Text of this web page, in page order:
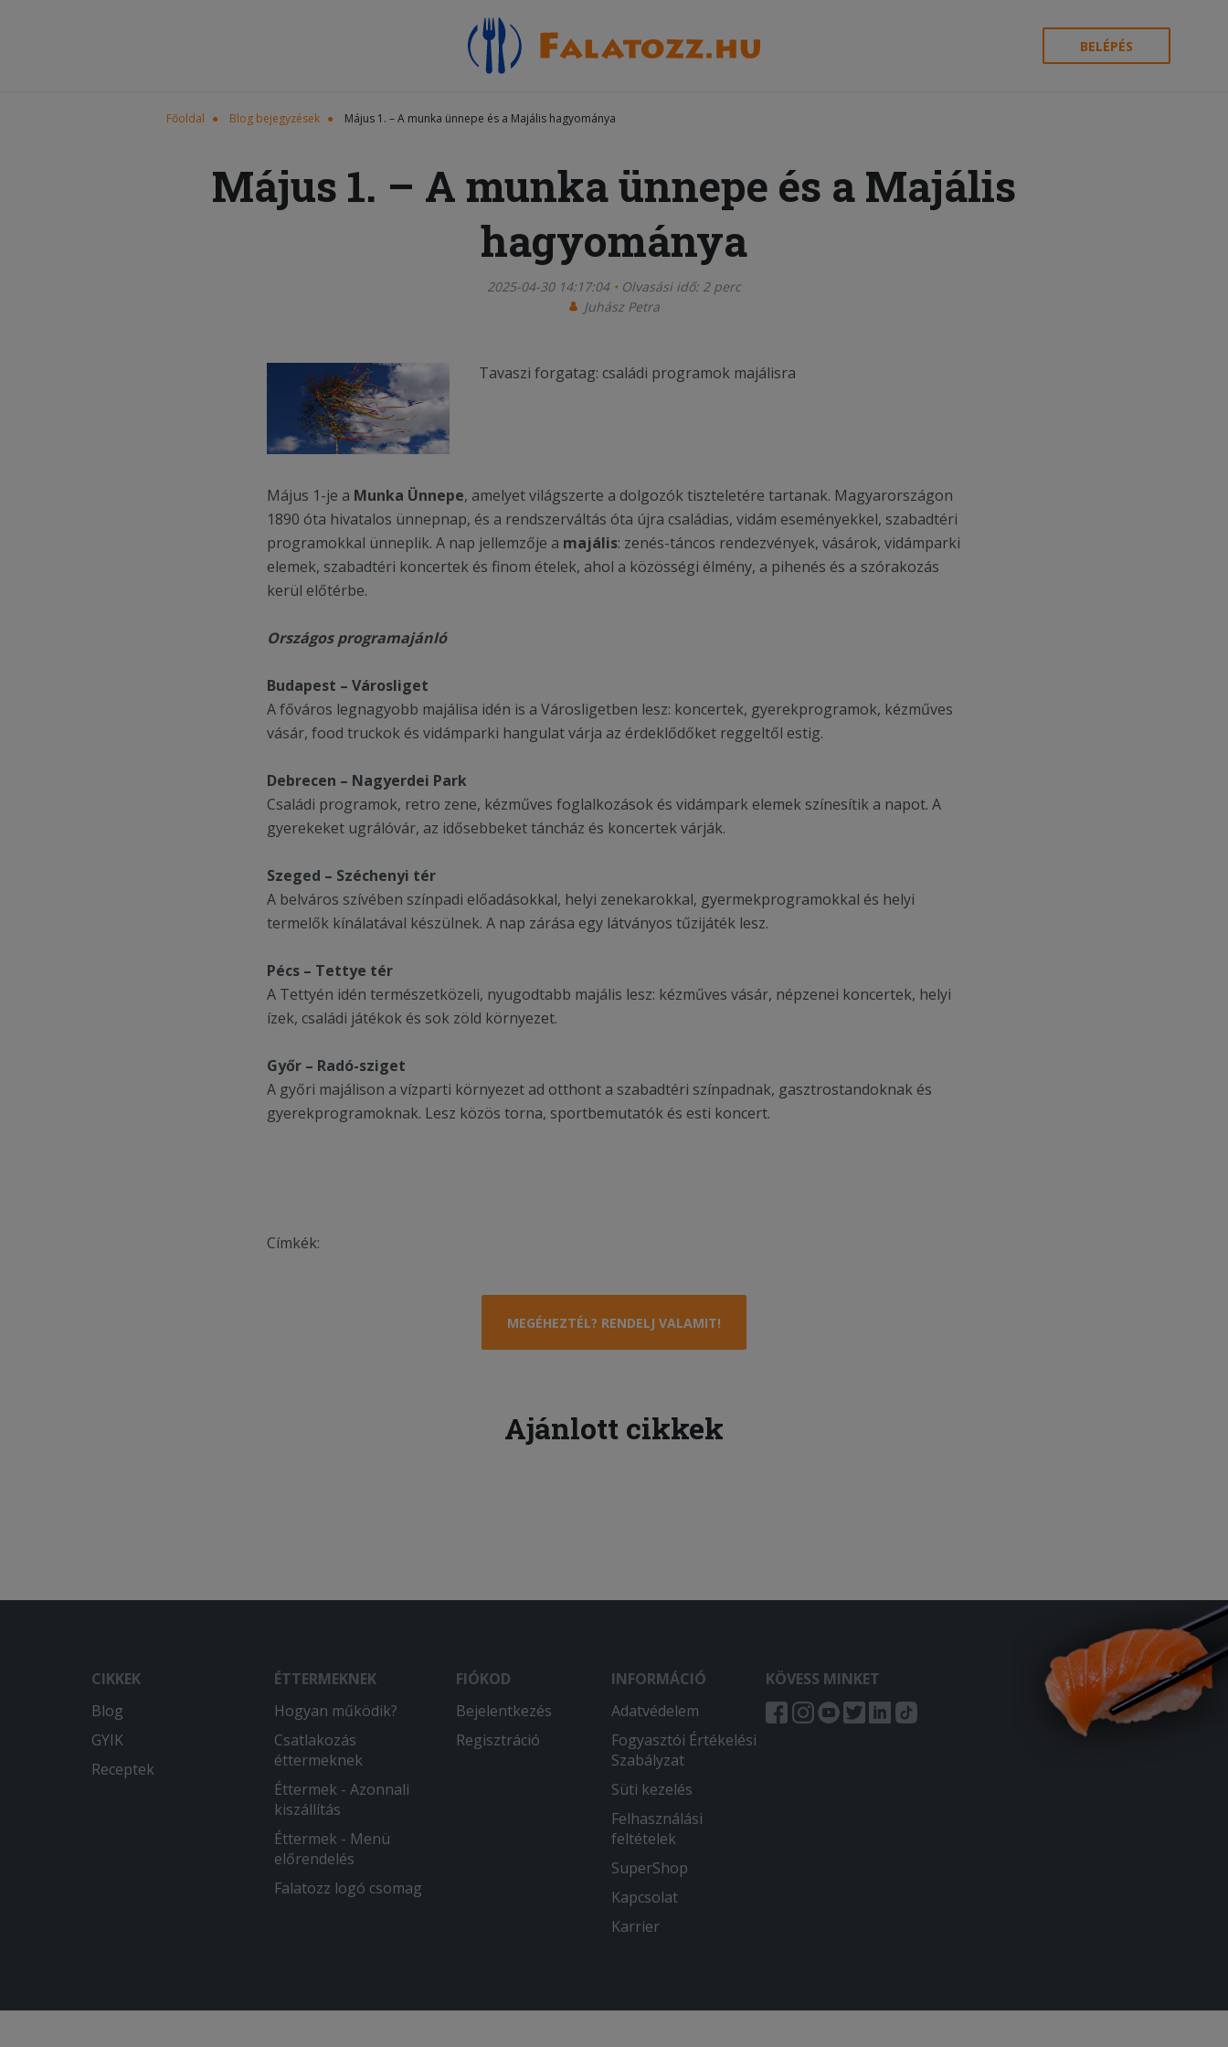
BELÉPÉS
Főoldal Blog bejegyzések Május 1. – A munka ünnepe és a Majális hagyománya
Május 1. – A munka ünnepe és a Majális
hagyománya
2025-04-30 14:17:04
Olvasási idő: 2 perc
Juhász Petra
Tavaszi forgatag: családi programok majálisra
Május 1-je a Munka Ünnepe, amelyet világszerte a dolgozók tiszteletére tartanak. Magyarországon
1890 óta hivatalos ünnepnap, és a rendszerváltás óta újra családias, vidám eseményekkel, szabadtéri
programokkal ünneplik. A nap jellemzője a majális: zenés-táncos rendezvények, vásárok, vidámparki
elemek, szabadtéri koncertek és finom ételek, ahol a közösségi élmény, a pihenés és a szórakozás
kerül előtérbe.
Országos programajánló
Budapest – Városliget
A főváros legnagyobb majálisa idén is a Városligetben lesz: koncertek, gyerekprogramok, kézműves
vásár, food truckok és vidámparki hangulat várja az érdeklődőket reggeltől estig.
Debrecen – Nagyerdei Park
Családi programok, retro zene, kézműves foglalkozások és vidámpark elemek színesítik a napot. A
gyerekeket ugrálóvár, az idősebbeket táncház és koncertek várják.
Szeged – Széchenyi tér
A belváros szívében színpadi előadásokkal, helyi zenekarokkal, gyermekprogramokkal és helyi
termelők kínálatával készülnek. A nap zárása egy látványos tűzijáték lesz.
Pécs – Tettye tér
A Tettyén idén természetközeli, nyugodtabb majális lesz: kézműves vásár, népzenei koncertek, helyi
ízek, családi játékok és sok zöld környezet.
Győr – Radó-sziget
A győri majálison a vízparti környezet ad otthont a szabadtéri színpadnak, gasztrostandoknak és
gyerekprogramoknak. Lesz közös torna, sportbemutatók és esti koncert.
Címkék:
MEGÉHEZTÉL? RENDELJ VALAMIT!
Ajánlott cikkek
CIKKEK
Blog
GYIK
Receptek
ÉTTERMEKNEK
Hogyan működik?
Csatlakozás
éttermeknek
Éttermek - Azonnali
kiszállítás
Éttermek - Menü
előrendelés
Falatozz logó csomag
FIÓKOD
Bejelentkezés
Regisztráció
INFORMÁCIÓ
Adatvédelem
Fogyasztói Értékelési
Szabályzat
Süti kezelés
Felhasználási
feltételek
SuperShop
Kapcsolat
Karrier
KÖVESS MINKET